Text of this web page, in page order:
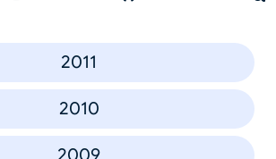
2011
2010